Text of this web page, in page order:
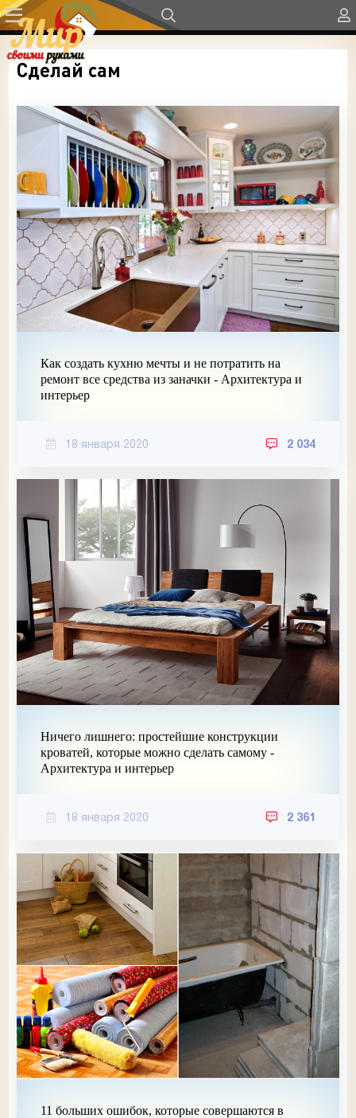
Сделай сам
Как создать кухню мечты и не потратить на
ремонт все средства из заначки - Архитектура и
интерьер
18 января 2020 2 034
Ничего лишнего: простейшие конструкции
кроватей, которые можно сделать самому -
Архитектура и интерьер
18 января 2020 2 361
11 больших ошибок, которые совершаются в